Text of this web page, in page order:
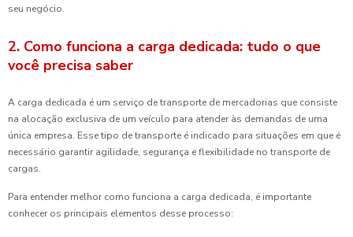
seu negócio.
2. Como funciona a carga dedicada: tudo o que
você precisa saber
A carga dedicada é um serviço de transporte de mercadorias que consiste
na alocação exclusiva de um veículo para atender às demandas de uma
única empresa. Esse tipo de transporte é indicado para situações em que é
necessário garantir agilidade, segurança e flexibilidade no transporte de
cargas.
Para entender melhor como funciona a carga dedicada, é importante
conhecer os principais elementos desse processo: